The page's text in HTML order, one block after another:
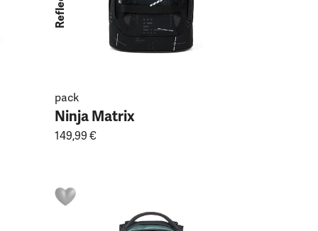
pack
Ninja Matrix
149,99 €